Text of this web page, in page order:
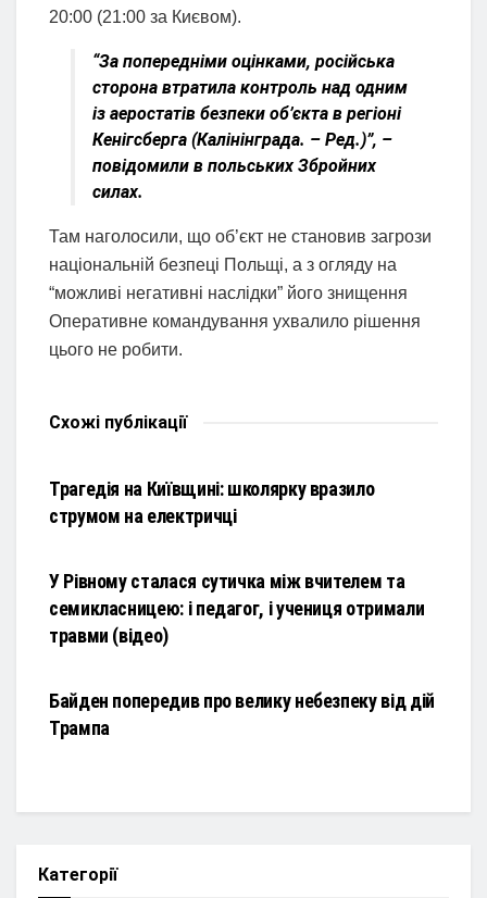
20:00 (21:00 за Києвом).
“За попередніми оцінками, російська
сторона втратила контроль над одним
із аеростатів безпеки об’єкта в регіоні
Кенігсберга (Калінінграда. – Ред.)”, –
повідомили в польських Збройних
силах.
Там наголосили, що об’єкт не становив загрози
національній безпеці Польщі, а з огляду на
“можливі негативні наслідки” його знищення
Оперативне командування ухвалило рішення
цього не робити.
Схожі публікації
Трагедія на Київщині: школярку вразило
струмом на електричці
У Рівному сталася сутичка між вчителем та
семикласницею: і педагог, і учениця отримали
травми (відео)
Байден попередив про велику небезпеку від дій
Трампа
Категорії